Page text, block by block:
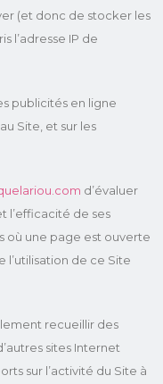
(et donc de stocker les
l’adresse IP de
publicités en ligne
Site, et sur les
d’évaluer
l’efficacité de ses
où une page est ouverte
l’utilisation de ce Site
recueillir des
sites Internet
sur l’activité du Site à